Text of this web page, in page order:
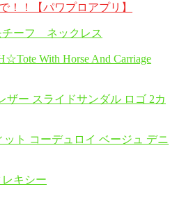
！！【パワプロアプリ】
チーフ ネックレス
With Horse And Carriage
ザー スライドサンダル ロゴ 2カ
ット コーデュロイ ベージュ デニ
レキシー